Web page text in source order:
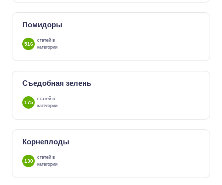
Помидоры
516
статей в
категории
Съедобная зелень
175
статей в
категории
Корнеплоды
130
статей в
категории